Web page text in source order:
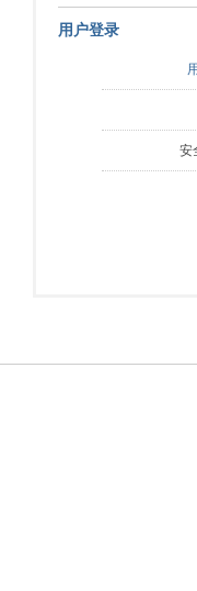
用户登录
安